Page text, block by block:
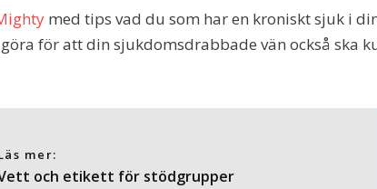
med tips vad du som har en kroniskt sjuk i
för att din sjukdomsdrabbade vän också ska
mer:
och etikett för stödgrupper